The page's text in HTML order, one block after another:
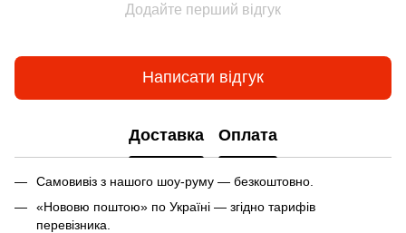
Додайте перший відгук
Написати відгук
Доставка Оплата
Самовивіз з нашого шоу-руму — безкоштовно.
«Нововю поштою» по Україні — згідно тарифів
перевізника.